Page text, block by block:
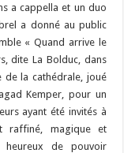
a cappella et un duo
a donné au public
« Quand arrive le
dite La Bolduc, dans
de la cathédrale, joué
Kemper, pour un
ayant été invités à
raffiné, magique et
heureux de pouvoir